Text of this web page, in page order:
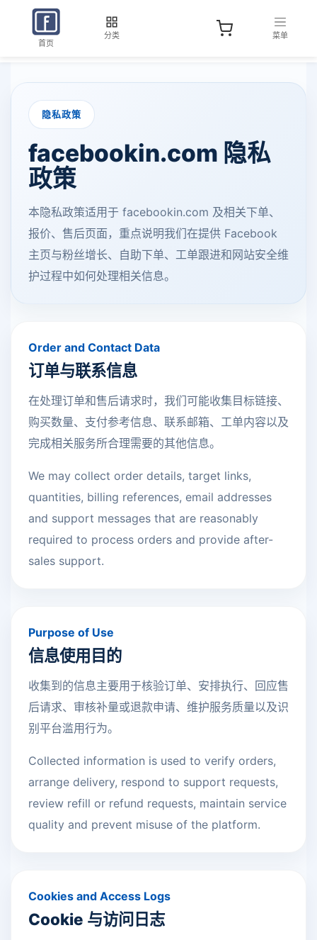
首页
分类 菜单
隐私政策
facebookin.com 隐私
政策
本隐私政策适用于 facebookin.com 及相关下单、
报价、售后页面，重点说明我们在提供 Facebook
主页与粉丝增长、自助下单、工单跟进和网站安全维
护过程中如何处理相关信息。
Order and Contact Data
订单与联系信息
在处理订单和售后请求时，我们可能收集目标链接、
购买数量、支付参考信息、联系邮箱、工单内容以及
完成相关服务所合理需要的其他信息。
We may collect order details, target links,
quantities, billing references, email addresses
and support messages that are reasonably
required to process orders and provide after-
sales support.
Purpose of Use
信息使用目的
收集到的信息主要用于核验订单、安排执行、回应售
后请求、审核补量或退款申请、维护服务质量以及识
别平台滥用行为。
Collected information is used to verify orders,
arrange delivery, respond to support requests,
review refill or refund requests, maintain service
quality and prevent misuse of the platform.
Cookies and Access Logs
Cookie 与访问日志